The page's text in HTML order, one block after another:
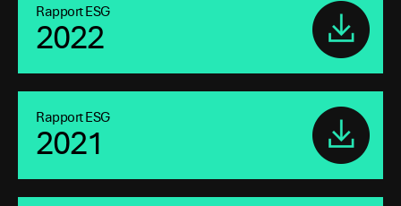
Rapport ESG
2022
Rapport ESG
2021